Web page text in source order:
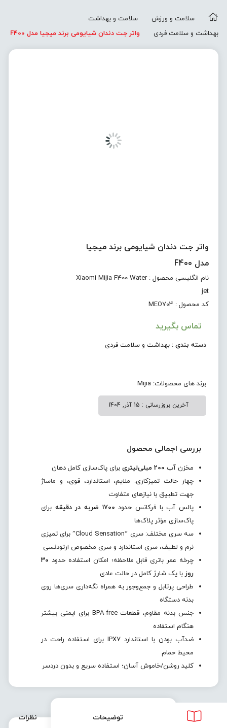
سلامت و ورزش
سلامت و بهداشت
بهداشت و سلامت فردی
واتر جت دندان شیايومی برند میجیا مدل F400
واتر جت دندان شیايومی برند میجیا
مدل F400
نام انگلیسی محصول : Xiaomi Mijia F400 Water
jet
کد محصول : MEO704
تماس بگیرید
دسته بندی :بهداشت و سلامت فردی
برند های محصولات:Mijia
آخرین بروزرسانی : 15 آذر, 1404
بررسی اجمالی محصول
مخزن آب 200 میلی‌لیتری
برای پاک‌سازی کامل دهان
چهار حالت تمیزکاری: ملایم، استاندارد، قوی، و ماساژ
جهت تطبیق با نیازهای متفاوت
پالس آب با فرکانس حدود 1700 ضربه در دقیقه
برای
پاک‌سازی مؤثر پلاک‌ها
سه سری مختلف: سری “Cloud Sensation” برای تمیزی
نرم و لطیف، سری استاندارد و سری مخصوص ارتودنسی
چرخه عمر باتری قابل ملاحظه؛ امکان استفاده حدود ۳۰
روز با یک شارژ کامل در حالت عادی
طراحی پرتابل و جمع‌وجور به همراه نگه‌داری سری‌ها روی
بدنه دستگاه
جنس بدنه مقاوم، قطعات BPA-free برای ایمنی بیشتر
هنگام استفاده
ضدآب بودن با استاندارد IPX7 برای استفاده راحت در
محیط حمام
کلید روشن/خاموش آسان؛ استفاده سریع و بدون دردسر
توضیحات نظرات